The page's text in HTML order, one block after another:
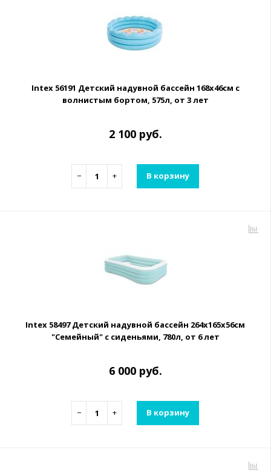
Intex 56191 Детский надувной бассейн 168х46см с
волнистым бортом, 575л, от 3 лет
2 100 руб.
− + В корзину
Intex 58497 Детский надувной бассейн 264х165х56см
"Семейный" с сиденьями, 780л, от 6 лет
6 000 руб.
− + В корзину